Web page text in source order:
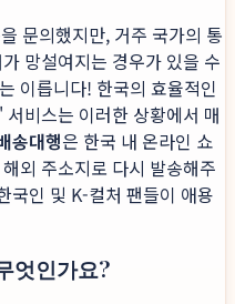
을 문의했지만, 거주 국가의 통
망설여지는 경우가 있을 수
이릅니다! 한국의 효율적인
비스는 이러한 상황에서 매
송대행은 한국 내 온라인 쇼
외 주소지로 다시 발송해주
국인 및 K-컬처 팬들이 애용
엇인가요?